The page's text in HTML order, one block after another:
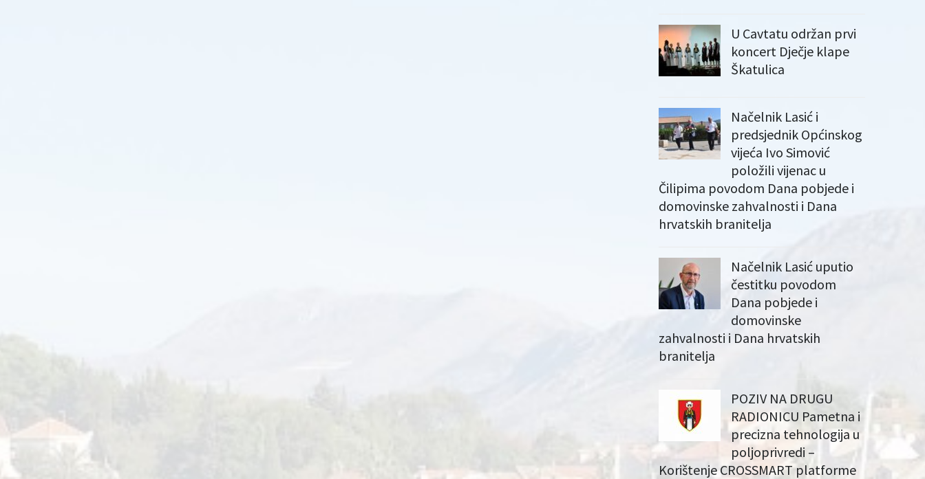
U Cavtatu održan prvi
koncert Dječje klape
Škatulica
Načelnik Lasić i
predsjednik Općinskog
vijeća Ivo Simović
položili vijenac u
Čilipima povodom Dana pobjede i
domovinske zahvalnosti i Dana
hrvatskih branitelja
Načelnik Lasić uputio
čestitku povodom
Dana pobjede i
domovinske
zahvalnosti i Dana hrvatskih
branitelja
POZIV NA DRUGU
RADIONICU Pametna i
precizna tehnologija u
poljoprivredi –
Korištenje CROSSMART platforme